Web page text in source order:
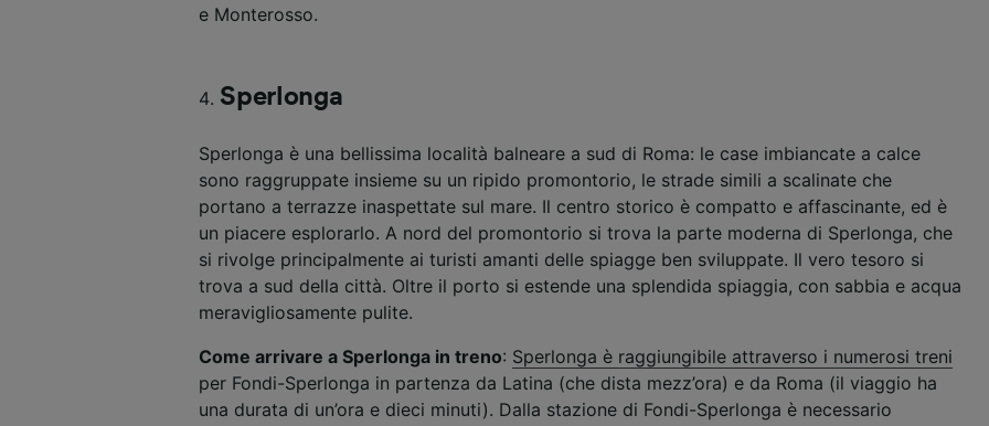
e Monterosso.
Sperlonga
Sperlonga è una bellissima località balneare a sud di Roma: le case imbiancate a calce
sono raggruppate insieme su un ripido promontorio, le strade simili a scalinate che
portano a terrazze inaspettate sul mare. Il centro storico è compatto e affascinante, ed è
un piacere esplorarlo. A nord del promontorio si trova la parte moderna di Sperlonga, che
si rivolge principalmente ai turisti amanti delle spiagge ben sviluppate. Il vero tesoro si
trova a sud della città. Oltre il porto si estende una splendida spiaggia, con sabbia e acqua
meravigliosamente pulite.
Come arrivare a Sperlonga in treno: Sperlonga è raggiungibile attraverso i numerosi treni
per Fondi-Sperlonga in partenza da Latina (che dista mezz’ora) e da Roma (il viaggio ha
una durata di un’ora e dieci minuti). Dalla stazione di Fondi-Sperlonga è necessario